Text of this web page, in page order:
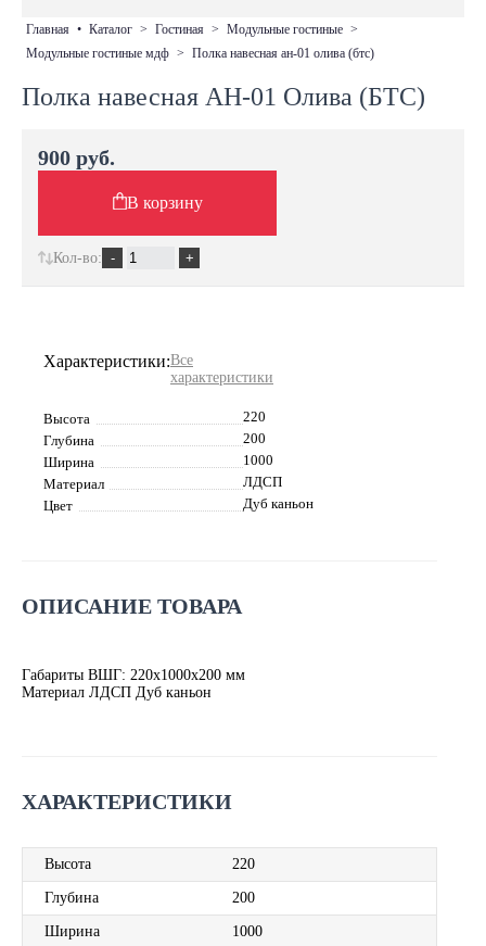
главная • каталог > гостиная > модульные гостиные >
модульные гостиные мдф > полка навесная ан-01 олива (бтс)
Полка навесная АН-01 Олива (БТС)
Характеристики:Все
характеристики
Высота
220
Глубина
200
Ширина
1000
Материал
ЛДСП
Цвет
Дуб каньон
ОПИСАНИЕ ТОВАРА
Габариты ВШГ: 220х1000х200 мм
Материал ЛДСП Дуб каньон
ХАРАКТЕРИСТИКИ
Высота 220
Глубина 200
Ширина 1000
900 руб.
В корзину
Кол-во: